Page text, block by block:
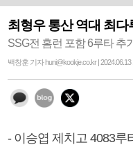
최형우 통산 역대 최다
SSG전 홈런 포함 6루타 추
백창훈 기자 huni@kookje.co.kr | 2024.06.13
- 이승엽 제치고 4083루